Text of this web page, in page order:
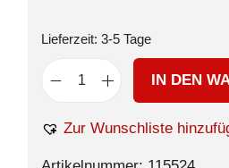
Lieferzeit: 3-5 Tage
IN DEN
Zur Wunschliste